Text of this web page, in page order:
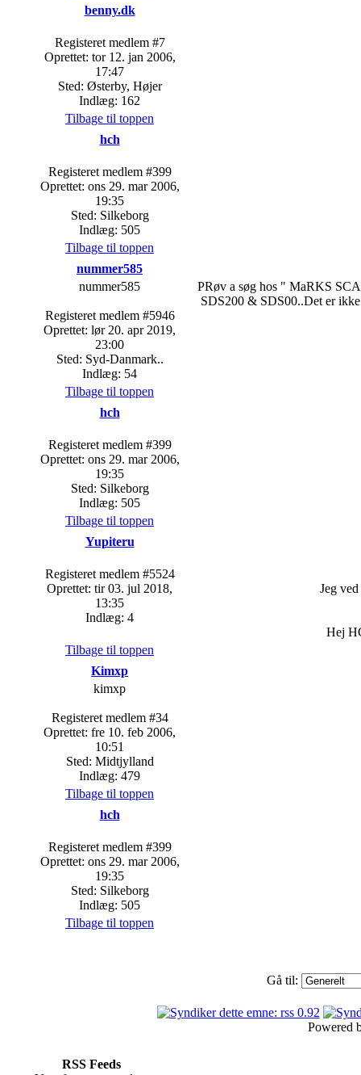
benny.dk
Registeret medlem #7
Oprettet: tor 12. jan 2006,
17:47
Sted: Østerby, Højer
Indlæg: 162
Tilbage til toppen
hch
Registeret medlem #399
Oprettet: ons 29. mar 2006,
19:35
Sted: Silkeborg
Indlæg: 505
Tilbage til toppen
nummer585
nummer585
Registeret medlem #5946
Oprettet: lør 20. apr 2019,
23:00
Sted: Syd-Danmark..
Indlæg: 54
PRøv a søg hos " MaRKS
SDS200 & SDS00..Det er
Tilbage til toppen
hch
Registeret medlem #399
Oprettet: ons 29. mar 2006,
19:35
Sted: Silkeborg
Indlæg: 505
Tilbage til toppen
Yupiteru
Registeret medlem #5524
Oprettet: tir 03. jul 2018,
13:35
Indlæg: 4
Jeg
Hej
Tilbage til toppen
Kimxp
kimxp
Registeret medlem #34
Oprettet: fre 10. feb 2006,
10:51
Sted: Midtjylland
Indlæg: 479
Tilbage til toppen
hch
Registeret medlem #399
Oprettet: ons 29. mar 2006,
19:35
Sted: Silkeborg
Indlæg: 505
Tilbage til toppen
Gå til:
Powered
RSS Feeds